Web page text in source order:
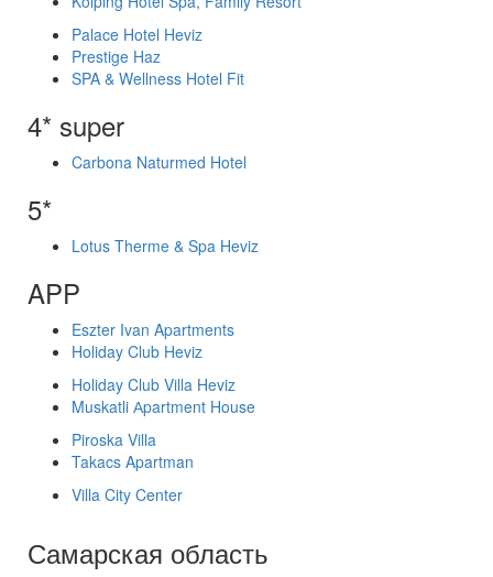
Palace Hotel Heviz
Prestige Haz
SPA & Wellness Hotel Fit
4* super
Carbona Naturmed Hotel
5*
Lotus Therme & Spa Heviz
APP
Eszter Ivan Apartments
Holiday Club Heviz
Holiday Club Villa Heviz
Muskatli Аpartment House
Piroska Villa
Takacs Apartman
Villa City Center
Самарская область